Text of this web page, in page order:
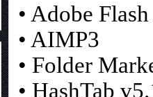
• Adobe
• AIMP3
• Folder
• HashTab